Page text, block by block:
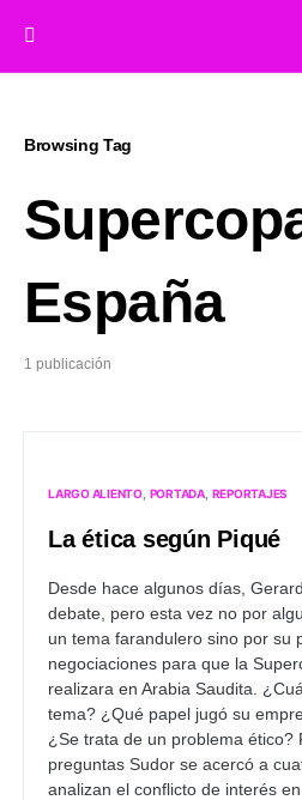
Browsing Tag
España
1 publicación
LARGO ALIENTO PORTADA REPORTAJES
La ética según Piqué
Desde hace algunos días,
debate, pero esta vez no por
un tema farandulero sino por su
negociaciones para que la
realizara en Arabia Saudita.
tema? ¿Qué papel jugó su
¿Se trata de un problema ético?
preguntas Sudor se acercó a
analizan el conflicto de interés